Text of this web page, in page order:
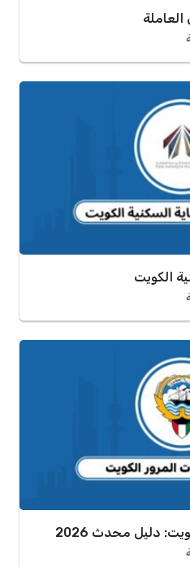
العاملة
الكويت
دليل محدث 2026